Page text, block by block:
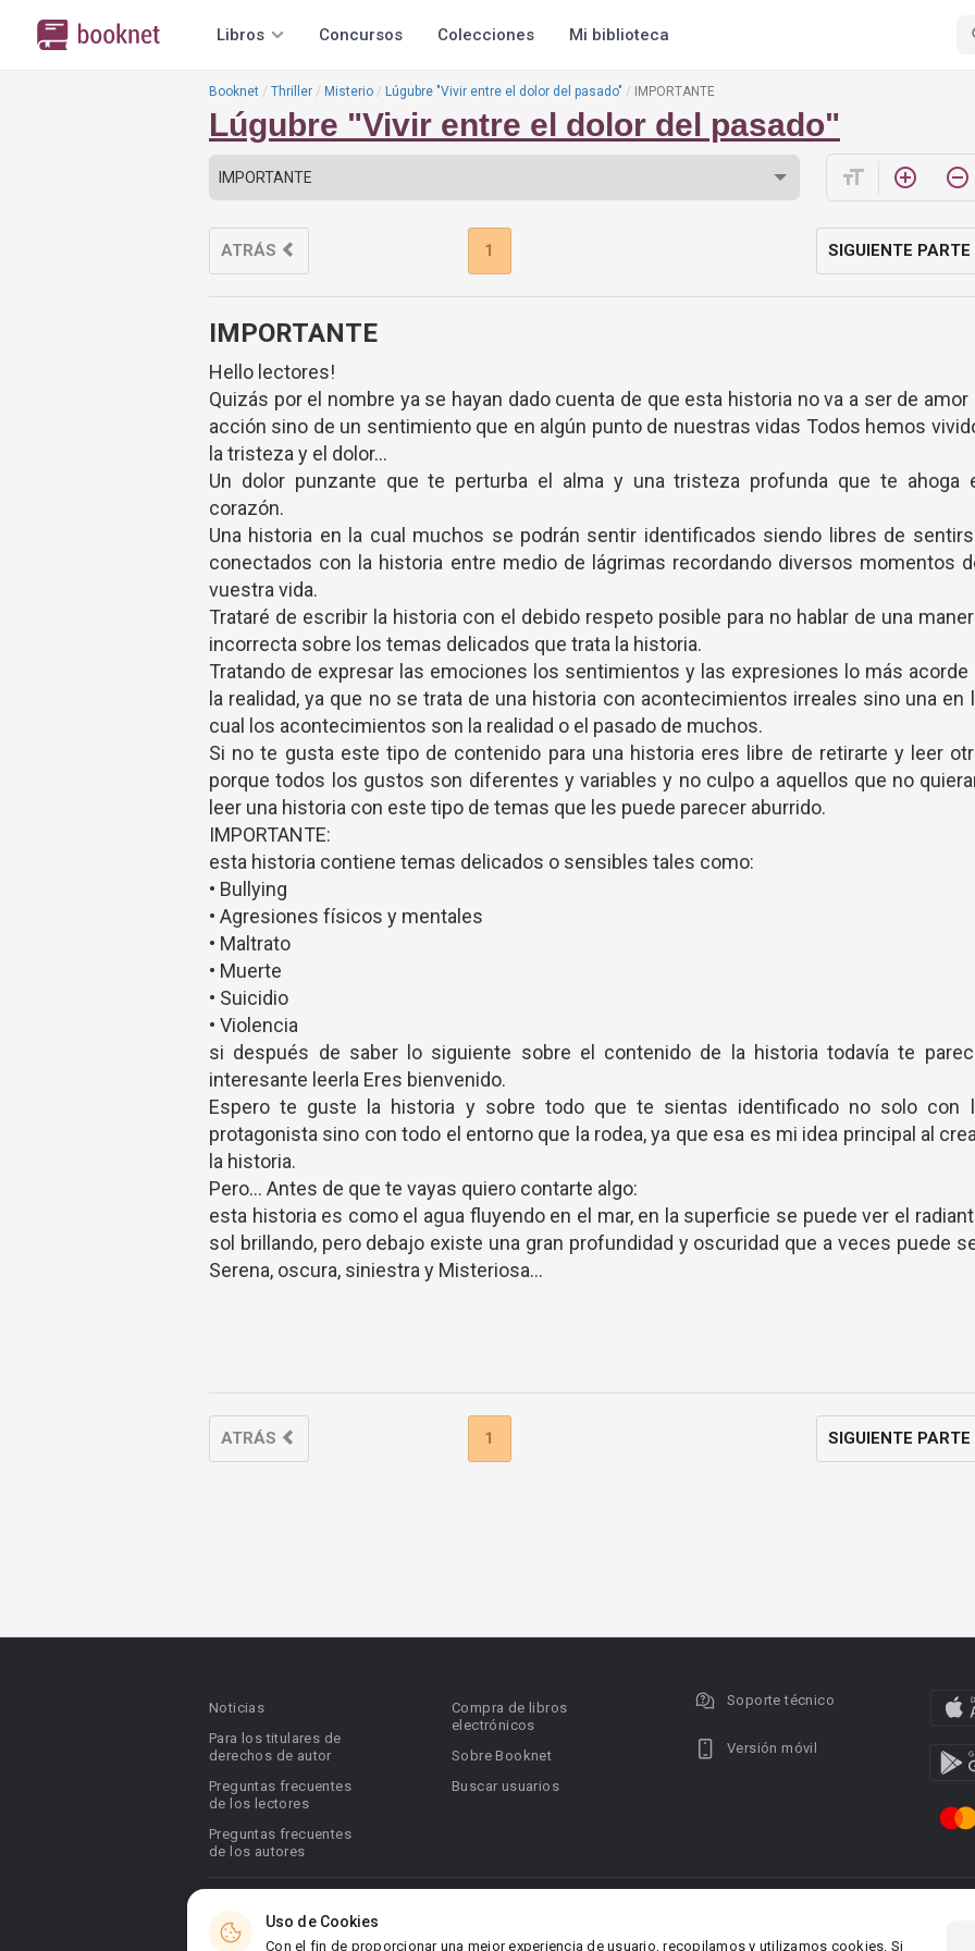
Libros Concursos Colecciones Mi biblioteca
Booknet Thriller Misterio Lúgubre "Vivir entre el dolor del pasado" IMPORTANTE
Lúgubre "Vivir entre el dolor del pasado"
format_size add_circle_outline remove_circle_outline
ATRÁS 1 SIGUIENTE PARTE
IMPORTANTE
Hello lectores!
Quizás por el nombre ya se hayan dado cuenta de que esta historia no va a ser de amor
acción sino de un sentimiento que en algún punto de nuestras vidas Todos hemos
la tristeza y el dolor...
Un dolor punzante que te perturba el alma y una tristeza profunda que te ahoga
corazón.
Una historia en la cual muchos se podrán sentir identificados siendo libres de
conectados con la historia entre medio de lágrimas recordando diversos momentos
vuestra vida.
Trataré de escribir la historia con el debido respeto posible para no hablar de una
incorrecta sobre los temas delicados que trata la historia.
Tratando de expresar las emociones los sentimientos y las expresiones lo más acorde
la realidad, ya que no se trata de una historia con acontecimientos irreales sino una en
cual los acontecimientos son la realidad o el pasado de muchos.
Si no te gusta este tipo de contenido para una historia eres libre de retirarte y leer
porque todos los gustos son diferentes y variables y no culpo a aquellos que no
leer una historia con este tipo de temas que les puede parecer aburrido.
IMPORTANTE:
esta historia contiene temas delicados o sensibles tales como:
• Bullying
• Agresiones físicos y mentales
• Maltrato
• Muerte
• Suicidio
• Violencia
si después de saber lo siguiente sobre el contenido de la historia todavía te
interesante leerla Eres bienvenido.
Espero te guste la historia y sobre todo que te sientas identificado no solo con
protagonista sino con todo el entorno que la rodea, ya que esa es mi idea principal al
la historia.
Pero... Antes de que te vayas quiero contarte algo:
esta historia es como el agua fluyendo en el mar, en la superficie se puede ver el
sol brillando, pero debajo existe una gran profundidad y oscuridad que a veces puede
Serena, oscura, siniestra y Misteriosa...
ATRÁS 1 SIGUIENTE PARTE
Uso de Cookies
Con el fin de proporcionar una mejor experiencia de usuario, recopilamos y utilizamos cookies. Si
Noticias
Para los titulares de
derechos de autor
Preguntas frecuentes
de los lectores
Preguntas frecuentes
de los autores
Compra de libros
electrónicos
Sobre Booknet
Buscar usuarios
Soporte técnico
Versión móvil
© 2026 Booknet. Todos los derechos reservados.
Dirección comercial: Griva Digeni 51, oficina 1, Larnaca,
Área RR.PP.: pr@booknet.com